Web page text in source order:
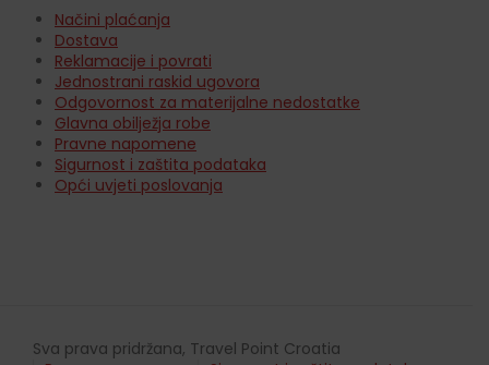
Načini plaćanja
Dostava
Reklamacije i povrati
Jednostrani raskid ugovora
Odgovornost za materijalne nedostatke
Glavna obilježja robe
Pravne napomene
Sigurnost i zaštita podataka
Opći uvjeti poslovanja
Sva prava pridržana, Travel Point Croatia